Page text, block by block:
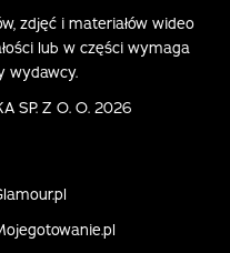
zdjęć i materiałów wideo
lub w części wymaga
wydawcy.
SP. Z O. O. 2026